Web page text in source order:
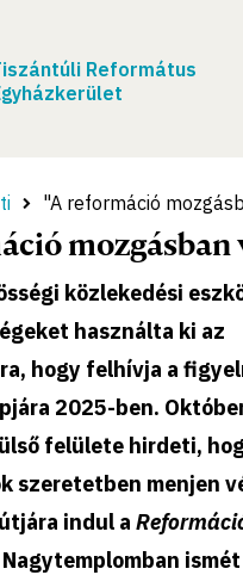
Református
"A reformáció
mozgásban
közlekedési
használta ki az
hogy felhívja a
2025-ben.
felülete hirdeti,
szeretetben menjen
indul a
Nagytemplomban ismét